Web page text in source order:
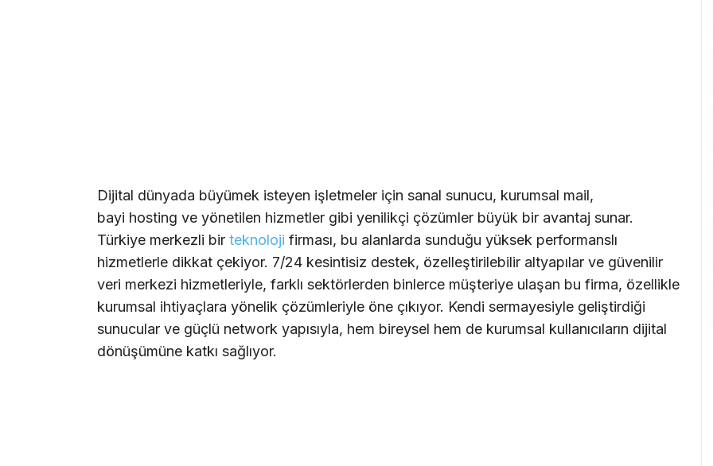
Dijital dünyada büyümek isteyen işletmeler için sanal sunucu, kurumsal mail,
bayi hosting ve yönetilen hizmetler gibi yenilikçi çözümler büyük bir avantaj sunar.
Türkiye merkezli bir teknoloji firması, bu alanlarda sunduğu yüksek performanslı
hizmetlerle dikkat çekiyor. 7/24 kesintisiz destek, özelleştirilebilir altyapılar ve güvenilir
veri merkezi hizmetleriyle, farklı sektörlerden binlerce müşteriye ulaşan bu firma, özellikle
kurumsal ihtiyaçlara yönelik çözümleriyle öne çıkıyor. Kendi sermayesiyle geliştirdiği
sunucular ve güçlü network yapısıyla, hem bireysel hem de kurumsal kullanıcıların dijital
dönüşümüne katkı sağlıyor.